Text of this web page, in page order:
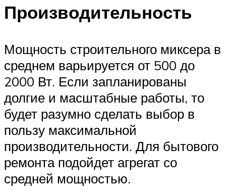
Производительность
Мощность строительного миксера в
среднем варьируется от 500 до
2000 Вт. Если запланированы
долгие и масштабные работы, то
будет разумно сделать выбор в
пользу максимальной
производительности. Для бытового
ремонта подойдет агрегат со
средней мощностью.